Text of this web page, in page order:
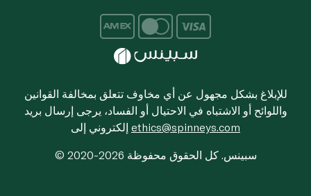
للإبلاغ بشكل مجهول عن أي مخاوف تتعلق بمخالفة القوانين
واللوائح أو الاشتباه في الاحتيال أو الفساد، يرجى إرسال بريد
ethics@spinneys.com
© 2020-2026 سبينس. كل الحقوق محفوظة